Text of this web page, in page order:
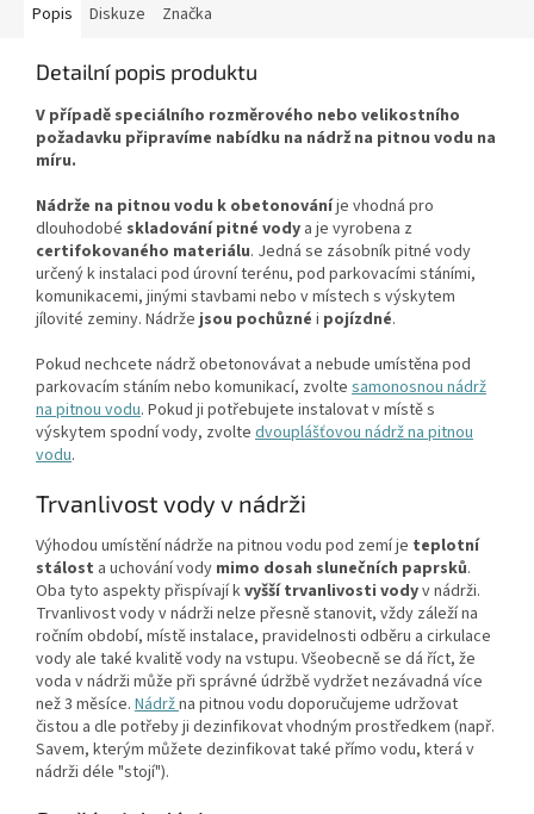
Popis Diskuze Značka
Detailní popis produktu
V případě speciálního rozměrového nebo velikostního
požadavku připravíme nabídku na nádrž na pitnou vodu na
míru.
Nádrže na pitnou vodu k obetonováníje vhodná pro
dlouhodobé skladování pitné vody a je vyrobena z
certifokovaného materiálu. Jedná se zásobník pitné vody
určený k instalaci pod úrovní terénu, pod parkovacími stáními,
komunikacemi, jinými stavbami nebo v místech s výskytem
jílovité zeminy. Nádrže jsou pochůzné i pojízdné.
Pokud nechcete nádrž obetonovávat a nebude umístěna pod
parkovacím stáním nebo komunikací, zvolte samonosnou nádrž
na pitnou vodu. Pokud ji potřebujete instalovat v místě s
výskytem spodní vody, zvolte dvouplášťovou nádrž na pitnou
vodu.
Trvanlivost vody v nádrži
Výhodou umístění nádrže na pitnou vodu pod zemí je teplotní
stálost a uchování vody mimo dosah slunečních paprsků.
Oba tyto aspekty přispívají kvyšší trvanlivosti vodyv nádrži.
Trvanlivost vody v nádrži nelze přesně stanovit, vždy záleží na
ročním období, místě instalace, pravidelnosti odběru a cirkulace
vody ale také kvalitě vody na vstupu. Všeobecně se dá říct, že
voda v nádrži může při správné údržbě vydržet nezávadná více
než 3 měsíce. Nádržna pitnou vodu doporučujeme udržovat
čistou a dle potřeby ji dezinfikovat vhodným prostředkem (např.
Savem, kterým můžete dezinfikovat také přímo vodu, která v
nádrži déle "stojí").